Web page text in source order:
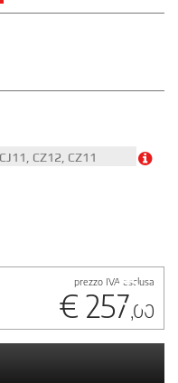
CZ12, CZ11
prezzo IVA esclusa
€ 257,00